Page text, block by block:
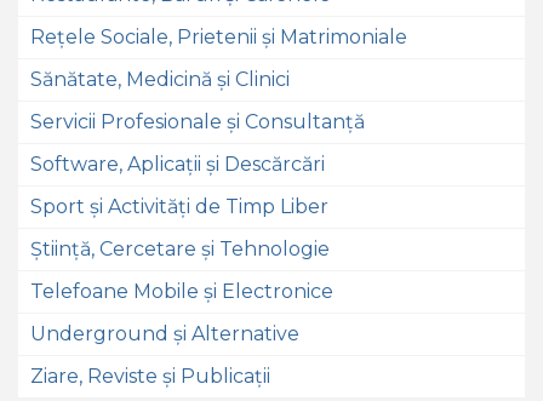
Rețele Sociale, Prietenii și Matrimoniale
Sănătate, Medicină și Clinici
Servicii Profesionale și Consultanță
Software, Aplicații și Descărcări
Sport și Activități de Timp Liber
Știință, Cercetare și Tehnologie
Telefoane Mobile și Electronice
Underground și Alternative
Ziare, Reviste și Publicații